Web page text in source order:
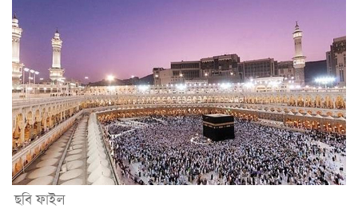
ছবি ফাইল